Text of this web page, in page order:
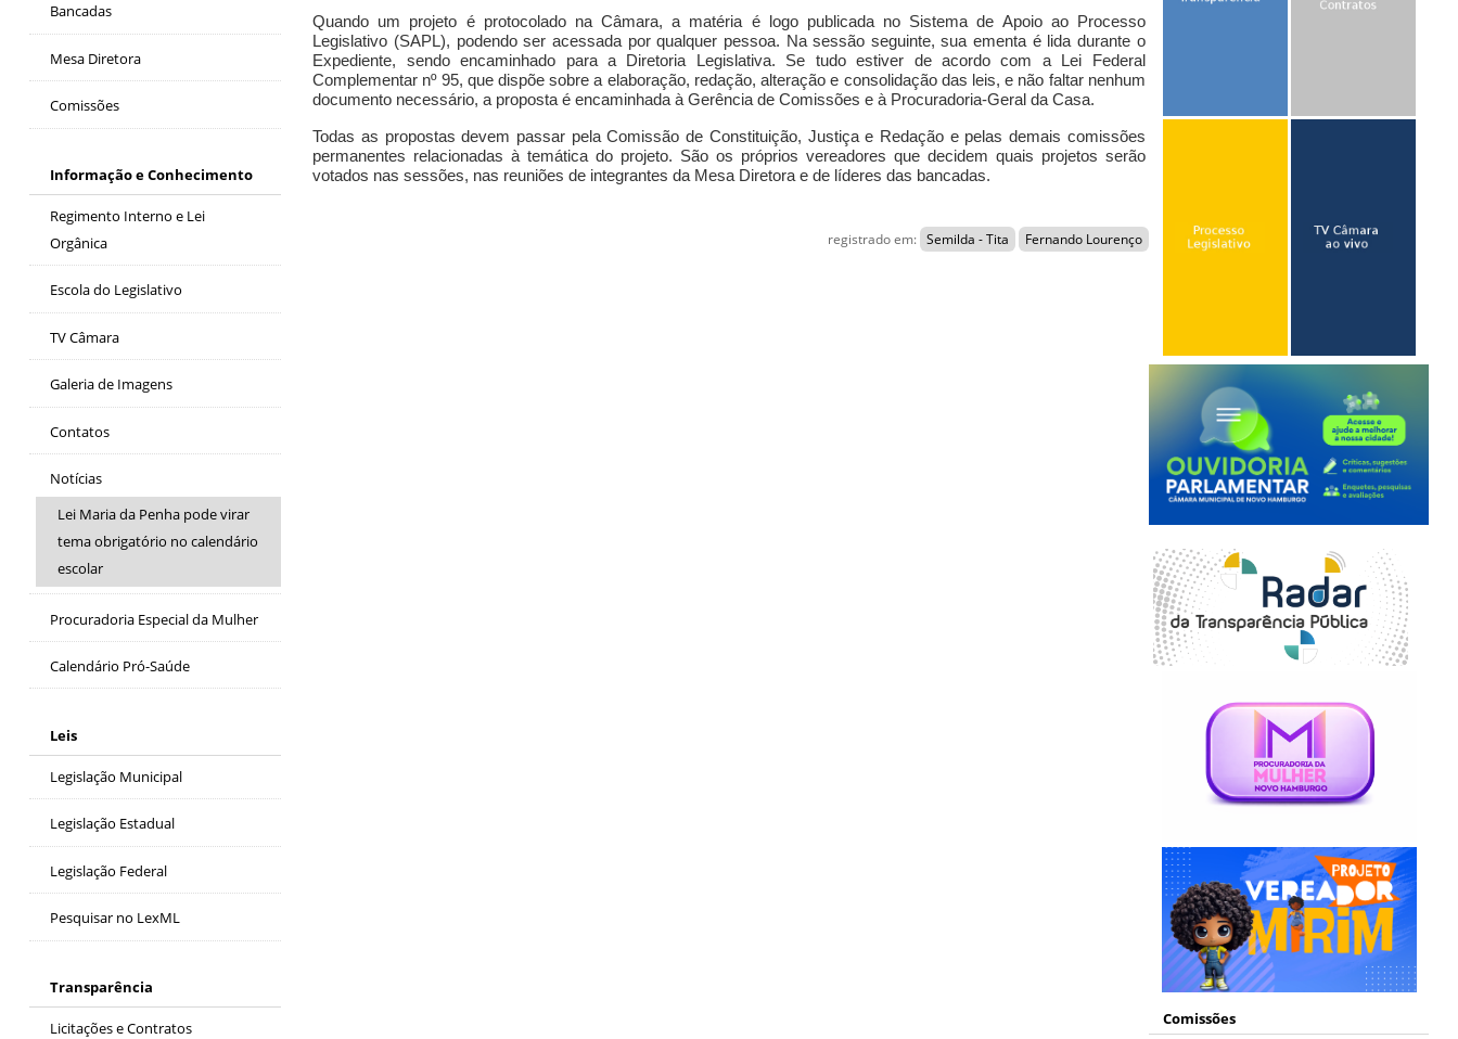
Bancadas
Mesa Diretora
Comissões
Informação e Conhecimento
Regimento Interno e Lei
Orgânica
Escola do Legislativo
TV Câmara
Galeria de Imagens
Contatos
Notícias
Lei Maria da Penha pode virar
tema obrigatório no calendário
escolar
Procuradoria Especial da Mulher
Calendário Pró-Saúde
Leis
Legislação Municipal
Legislação Estadual
Legislação Federal
Pesquisar no LexML
Transparência
Licitações e Contratos
Quando um projeto é protocolado na Câmara, a matéria é logo publicada no Sistema de Apoio ao Processo
Legislativo (SAPL), podendo ser acessada por qualquer pessoa. Na sessão seguinte, sua ementa é lida durante o
Expediente, sendo encaminhado para a Diretoria Legislativa. Se tudo estiver de acordo com a Lei Federal
Complementar nº 95, que dispõe sobre a elaboração, redação, alteração e consolidação das leis, e não faltar nenhum
documento necessário, a proposta é encaminhada à Gerência de Comissões e à Procuradoria-Geral da Casa.
Todas as propostas devem passar pela Comissão de Constituição, Justiça e Redação e pelas demais comissões
permanentes relacionadas à temática do projeto. São os próprios vereadores que decidem quais projetos serão
votados nas sessões, nas reuniões de integrantes da Mesa Diretora e de líderes das bancadas.
registrado em: Semilda - Tita Fernando Lourenço
Comissões